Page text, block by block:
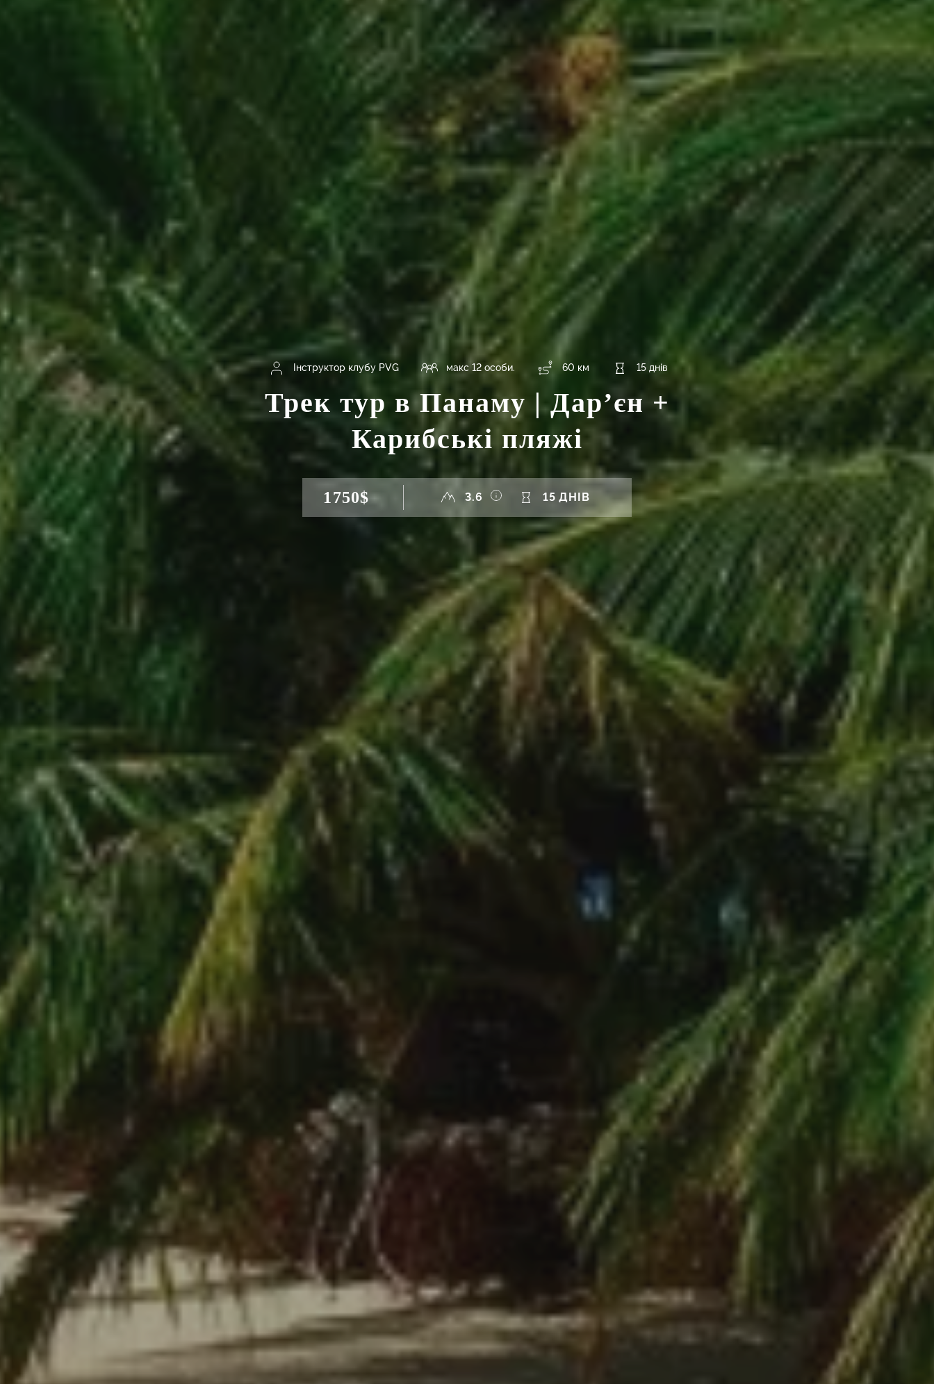
Інструктор клубу PVG макс 12 особи. 60 км 15 днів
Трек тур в Панаму | Дар’єн +
Карибські пляжі
1750$ 3.6 15 ДНІВ